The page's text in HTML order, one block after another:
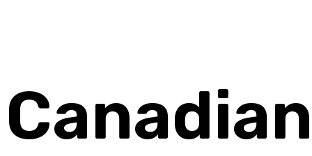
Canadian